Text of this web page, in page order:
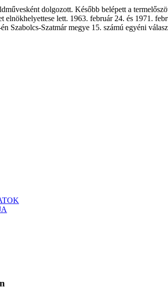
dolgozott. Később belépett a
elnökhelyettese lett. 1963. február 24. és 1971.
Szabolcs-Szatmár megye 15. számú egyéni